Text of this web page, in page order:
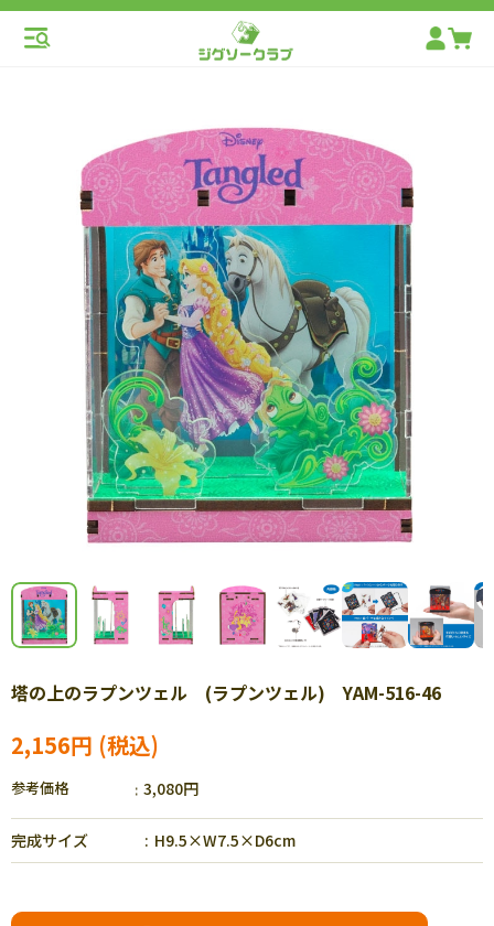
塔の上のラプンツェル (ラプンツェル) YAM-516-46
2,156円
参考価格 3,080円
完成サイズ H9.5×W7.5×D6cm